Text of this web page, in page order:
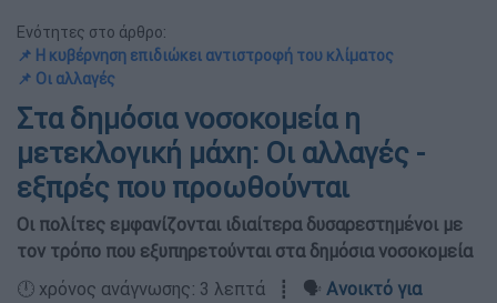
Ενότητες στο άρθρο:
📌 Η κυβέρνηση επιδιώκει αντιστροφή του κλίματος
📌 Οι αλλαγές
Στα δημόσια νοσοκομεία η
μετεκλογική μάχη: Οι αλλαγές -
εξπρές που προωθούνται
Οι πολίτες εμφανίζονται ιδιαίτερα δυσαρεστημένοι με
τον τρόπο που εξυπηρετούνται στα δημόσια νοσοκομεία
🕛 χρόνος ανάγνωσης: 3 λεπτά ┋ 🗣️ Ανοικτό για